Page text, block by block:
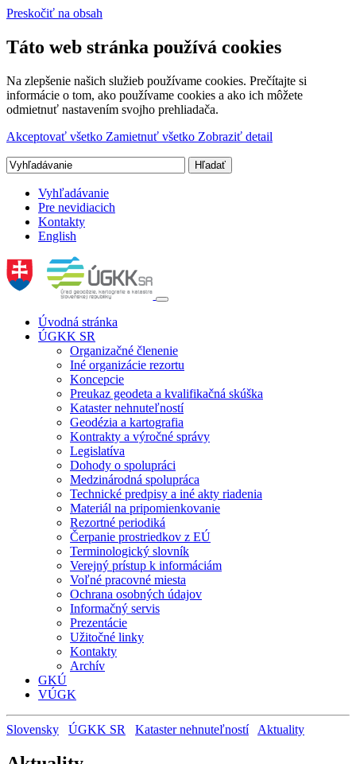
Preskočiť na obsah
Táto web stránka používá cookies
Na zlepšenie našich služieb používame cookies. Prečítajte si
informácie o tom, ako používame cookies a ako ich môžete
odmietnuť nastavením svojho prehliadača.
Akceptovať všetko Zamietnuť všetko Zobraziť detail
Vyhľadávanie
Pre nevidiacich
Kontakty
English
Úvodná stránka
ÚGKK SR
Organizačné členenie
Iné organizácie rezortu
Koncepcie
Preukaz geodeta a kvalifikačná skúška
Kataster nehnuteľností
Geodézia a kartografia
Kontrakty a výročné správy
Legislatíva
Dohody o spolupráci
Medzinárodná spolupráca
Technické predpisy a iné akty riadenia
Materiál na pripomienkovanie
Rezortné periodiká
Čerpanie prostriedkov z EÚ
Terminologický slovník
Verejný prístup k informáciám
Voľné pracovné miesta
Ochrana osobných údajov
Informačný servis
Prezentácie
Užitočné linky
Kontakty
Archív
GKÚ
VÚGK
Slovensky ÚGKK SR Kataster nehnuteľností Aktuality